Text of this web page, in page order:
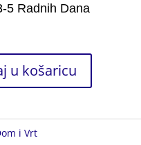
5 Radnih Dana
u košaricu
i Vrt